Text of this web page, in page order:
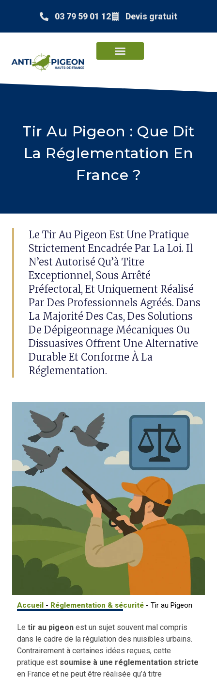
03 79 59 01 12 Devis gratuit
Tir Au Pigeon : Que Dit
La Réglementation En
France ?
Le Tir Au Pigeon Est Une Pratique
Strictement Encadrée Par La Loi. Il
N’est Autorisé Qu’à Titre
Exceptionnel, Sous Arrêté
Préfectoral, Et Uniquement Réalisé
Par Des Professionnels Agréés. Dans
La Majorité Des Cas, Des Solutions
De Dépigeonnage Mécaniques Ou
Dissuasives Offrent Une Alternative
Durable Et Conforme À La
Réglementation.
Accueil - Réglementation & sécurité - Tir au Pigeon
Le tir au pigeon est un sujet souvent mal compris
dans le cadre de la régulation des nuisibles urbains.
Contrairement à certaines idées reçues, cette
pratique est soumise à une réglementation stricte
en France et ne peut être réalisée qu’à titre